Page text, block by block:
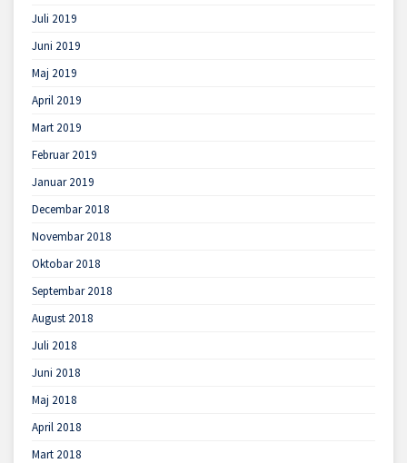
Juli 2019
Juni 2019
Maj 2019
April 2019
Mart 2019
Februar 2019
Januar 2019
Decembar 2018
Novembar 2018
Oktobar 2018
Septembar 2018
August 2018
Juli 2018
Juni 2018
Maj 2018
April 2018
Mart 2018